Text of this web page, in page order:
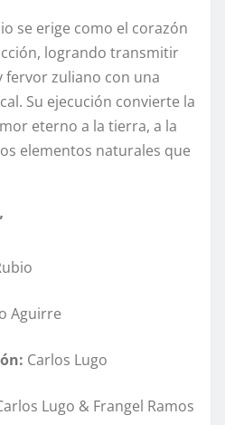
se erige como el corazón
logrando transmitir
zuliano con una
Su ejecución convierte la
eterno a la tierra, a la
elementos naturales que
Aguirre
Carlos Lugo
Lugo & Frangel Ramos